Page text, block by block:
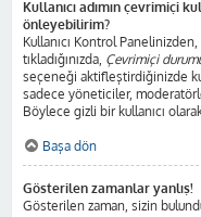
Kullanıcı adımın çevrimiçi
önleyebilirim?
Kullanıcı Kontrol
tıkladığınızda, Çevrimiçi
seçeneği aktifleştirdiğinizde
sadece yöneticiler,
Böylece gizli bir kullanıcı olarak
Başa dön
Gösterilen zamanlar yanlış!
Gösterilen zaman, sizin